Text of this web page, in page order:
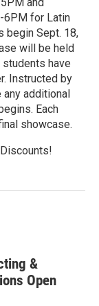
6PM for Latin
begin Sept. 18,
will be held
have
Instructed by
any additional
Each
showcase.
&
Open